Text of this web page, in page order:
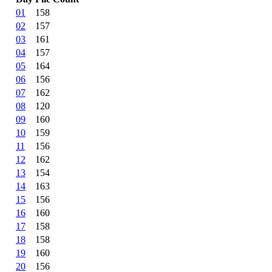
01
158
02
157
03
161
04
157
05
164
06
156
07
162
08
120
09
160
10
159
11
156
12
162
13
154
14
163
15
156
16
160
17
158
18
158
19
160
20
156